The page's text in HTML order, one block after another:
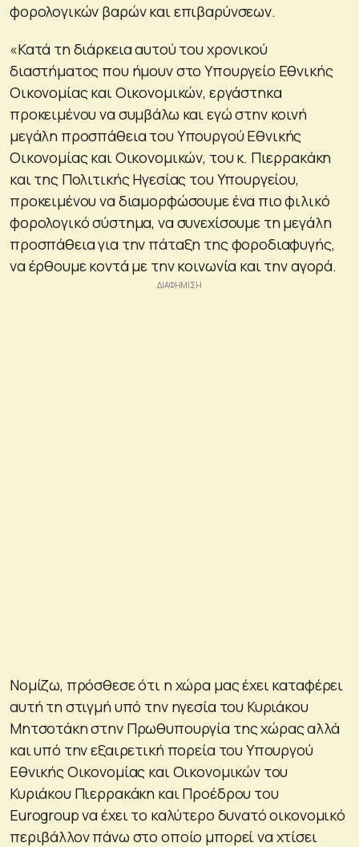
φορολογικών βαρών και επιβαρύνσεων.
«Κατά τη διάρκεια αυτού του χρονικού
διαστήματος που ήμουν στο Υπουργείο Εθνικής
Οικονομίας και Οικονομικών, εργάστηκα
προκειμένου να συμβάλω και εγώ στην κοινή
μεγάλη προσπάθεια του Υπουργού Εθνικής
Οικονομίας και Οικονομικών, του κ. Πιερρακάκη
και της Πολιτικής Ηγεσίας του Υπουργείου,
προκειμένου να διαμορφώσουμε ένα πιο φιλικό
φορολογικό σύστημα, να συνεχίσουμε τη μεγάλη
προσπάθεια για την πάταξη της φοροδιαφυγής,
να έρθουμε κοντά με την κοινωνία και την αγορά.
Νομίζω, πρόσθεσε ότι η χώρα μας έχει καταφέρει
αυτή τη στιγμή υπό την ηγεσία του Κυριάκου
Μητσοτάκη στην Πρωθυπουργία της χώρας αλλά
και υπό την εξαιρετική πορεία του Υπουργού
Εθνικής Οικονομίας και Οικονομικών του
Κυριάκου Πιερρακάκη και Προέδρου του
Eurogroup να έχει το καλύτερο δυνατό οικονομικό
περιβάλλον πάνω στο οποίο μπορεί να χτίσει